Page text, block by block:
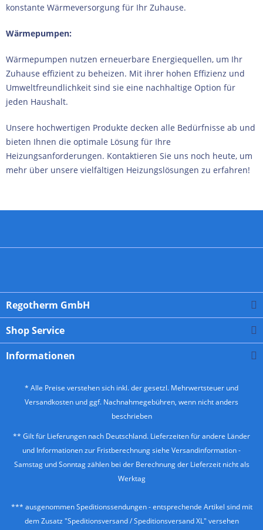
konstante Wärmeversorgung für Ihr Zuhause.
Wärmepumpen:
Wärmepumpen nutzen erneuerbare Energiequellen, um Ihr
Zuhause effizient zu beheizen. Mit ihrer hohen Effizienz und
Umweltfreundlichkeit sind sie eine nachhaltige Option für
jeden Haushalt.
Unsere hochwertigen Produkte decken alle Bedürfnisse ab und
bieten Ihnen die optimale Lösung für Ihre
Heizungsanforderungen. Kontaktieren Sie uns noch heute, um
mehr über unsere vielfältigen Heizungslösungen zu erfahren!
Regotherm GmbH
Shop Service
Informationen
* Alle Preise verstehen sich inkl. der gesetzl. Mehrwertsteuer und
Versandkosten und ggf. Nachnahmegebühren, wenn nicht anders
beschrieben
** Gilt für Lieferungen nach Deutschland. Lieferzeiten für andere Länder
und Informationen zur Fristberechnung siehe Versandinformation-
Samstag und Sonntag zählen bei der Berechnung der Lieferzeit nicht als
Werktag
*** ausgenommen Speditionssendungen - entsprechende Artikel sind mit
dem Zusatz "Speditionsversand / Speditionsversand XL" versehen